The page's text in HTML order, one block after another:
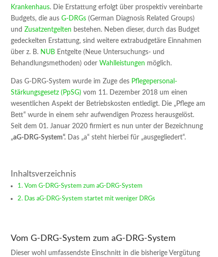
Krankenhaus. Die Erstattung erfolgt über prospektiv vereinbarte
Budgets, die ausG-DRGs (German Diagnosis Related Groups)
undZusatzentgelten bestehen. Neben dieser, durch das Budget
gedeckelten Erstattung, sind weitere extrabudgetäre Einnahmen
über z. B. NUB Entgelte (Neue Untersuchungs- und
Behandlungsmethoden) oder Wahlleistungen möglich.
Das G-DRG-System wurde im Zuge des Pflegepersonal-
Stärkungsgesetz (PpSG) vom 11. Dezember 2018 um einen
wesentlichen Aspekt der Betriebskosten entledigt. Die „Pflege am
Bett“ wurde in einem sehr aufwendigen Prozess herausgelöst.
Seit dem 01. Januar 2020 firmiert es nun unter der Bezeichnung
„aG-DRG-System“. Das „a“ steht hierbei für „ausgegliedert“.
Inhaltsverzeichnis
Vom G-DRG-System zum aG-DRG-System
Das aG-DRG-System startet mit weniger DRGs
Vom G-DRG-System zum aG-DRG-System
Dieser wohl umfassendste Einschnitt in die bisherige Vergütung